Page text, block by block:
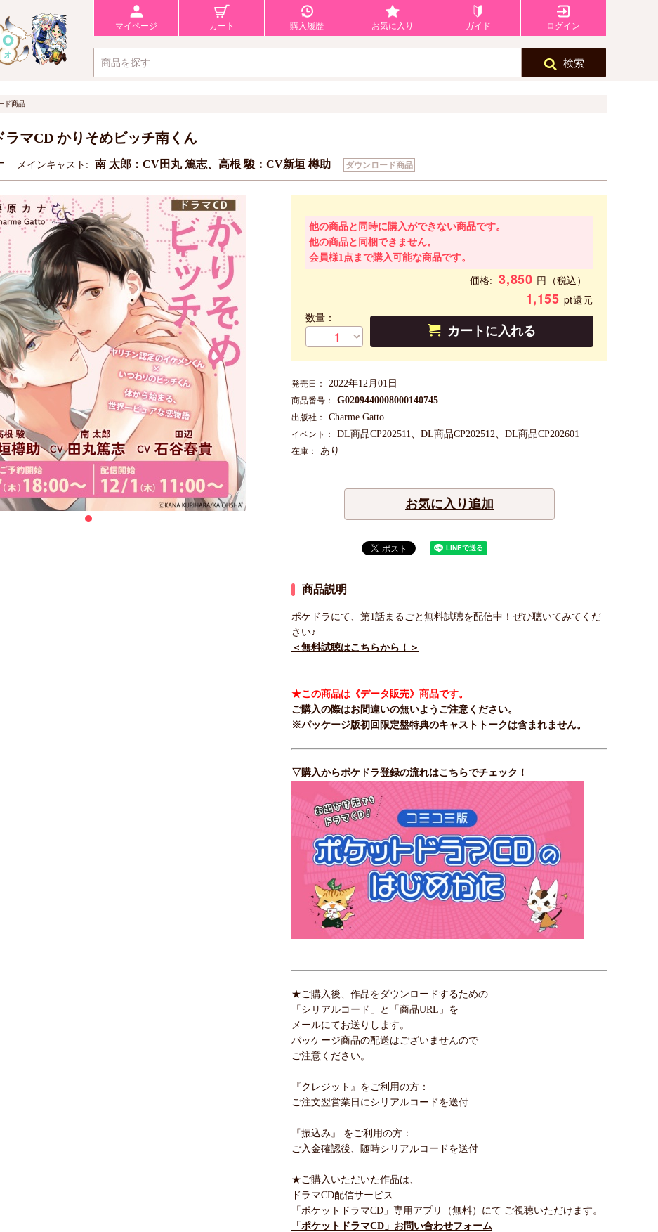
マイページ カート 購入履歴 お気に入り ガイド ログイン
検索
ド商品
ラマCD かりそめビッチ南くん
メインキャスト: 南 太郎：CV田丸 篤志、高根 駿：CV新垣 樽助 ダウンロード商品
他の商品と同時に購入ができない商品です。
他の商品と同梱できません。
会員様1点まで購入可能な商品です。
価格: 3,850 円 （税込）
1,155 pt還元
数量：
カートに入れる
発売日： 2022年12月01日
商品番号： G0209440008000140745
出版社： Charme Gatto
イベント： DL商品CP202511、DL商品CP202512、DL商品CP202601
在庫： あり
お気に入り追加
商品説明
ポケドラにて、第1話まるごと無料試聴を配信中！ぜひ聴いてみてくだ
さい♪
＜無料試聴はこちらから！＞
★この商品は《データ販売》商品です。
ご購入の際はお間違いの無いようご注意ください。
※パッケージ版初回限定盤特典のキャストトークは含まれません。
▽購入からポケドラ登録の流れはこちらでチェック！
★ご購入後、作品をダウンロードするための
「シリアルコード」と「商品URL」を
メールにてお送りします。
パッケージ商品の配送はございませんので
ご注意ください。
『クレジット』をご利用の方：
ご注文翌営業日にシリアルコードを送付
『振込み』 をご利用の方：
ご入金確認後、随時シリアルコードを送付
★ご購入いただいた作品は、
ドラマCD配信サービス
「ポケットドラマCD」専用アプリ（無料）にて ご視聴いただけます。
「ポケットドラマCD」お問い合わせフォーム